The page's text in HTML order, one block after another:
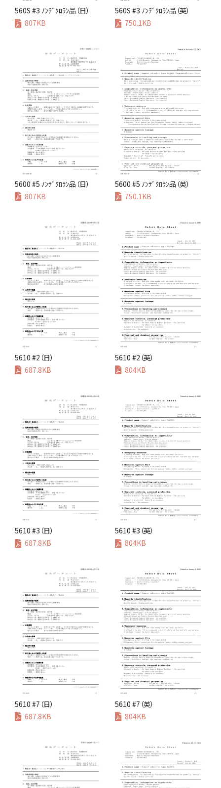
560S #3 ﾉﾝﾃﾞｸﾛﾗﾝ品（日）
807KB
560S #3 ﾉﾝﾃﾞｸﾛﾗﾝ品（英）
750.1KB
5600 #5 ﾉﾝﾃﾞｸﾛﾗﾝ品（日）
807KB
5600 #5 ﾉﾝﾃﾞｸﾛﾗﾝ品（英）
750.1KB
5610 #2（日）
687.8KB
5610 #2（英）
804KB
5610 #3（日）
687.8KB
5610 #3（英）
804KB
5610 #7（日）
687.8KB
5610 #7（英）
804KB